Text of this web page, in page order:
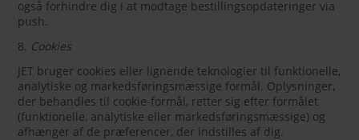
også forhindre dig i at modtage bestillingsopdateringer via
push.
8. Cookies
JET bruger cookies eller lignende teknologier til funktionelle,
analytiske og markedsføringsmæssige formål. Oplysninger,
der behandles til cookie-formål, retter sig efter formålet
(funktionelle, analytiske eller markedsføringsmæssige) og
afhænger af de præferencer, der indstilles af dig.